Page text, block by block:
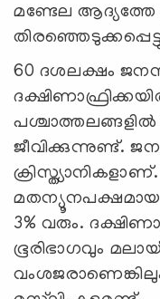
മണ്ടേല ആദ്യത്തേ
60 ദശലക്ഷം
ജീവിക്കുന്നുണ്ട്.
3% വരും.
ഭൂരിഭാഗവും